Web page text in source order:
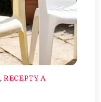
, RECEPTY A